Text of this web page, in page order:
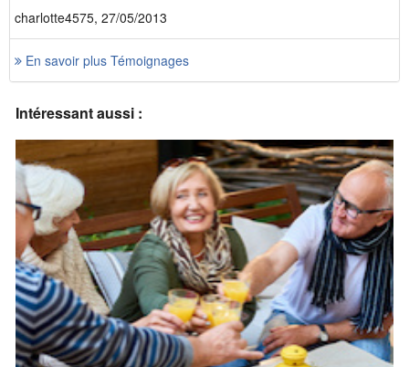
charlotte4575, 27/05/2013
En savoir plus Témoignages
Intéressant aussi :